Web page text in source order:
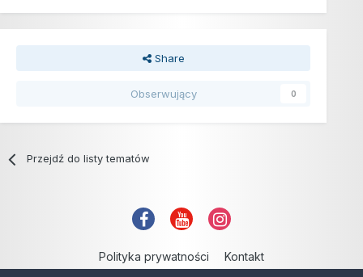
Share
Obserwujący 0
Przejdź do listy tematów
Polityka prywatności Kontakt